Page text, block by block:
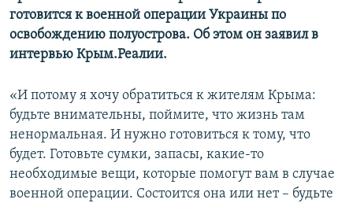
готовится к военной операции Украины по
освобождению полуострова. Об этом он заявил в
интервью Крым.Реалии.
«И потому я хочу обратиться к жителям Крыма:
будьте внимательны, поймите, что жизнь там
ненормальная. И нужно готовиться к тому, что
будет. Готовьте сумки, запасы, какие-то
необходимые вещи, которые помогут вам в случае
военной операции. Состоится она или нет – будьте